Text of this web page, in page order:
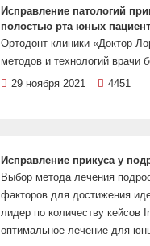
Исправление патологий
полостью рта юных
Ортодонт клиники «Доктор
методов и технологий врачи
29 ноября 2021
4451
Исправление прикуса у
Выбор метода лечения
факторов для достижения
лидер по количеству кейсов
оптимальное лечение для